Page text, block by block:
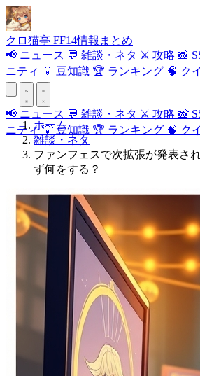
クロ猫亭 FF14情報まとめ
📢 ニュース 💬 雑談・ネタ ⚔️ 攻略 📸
ニティ 💡 豆知識 🏆 ランキング 🧠 ク
📢 ニュース 💬 雑談・ネタ ⚔️ 攻略 📸
ニティ💡豆知識 🏆 ランキング 🧠 ク
ホーム
雑談・ネタ
ファンフェスで次拡張が発表さ
ず何をする？